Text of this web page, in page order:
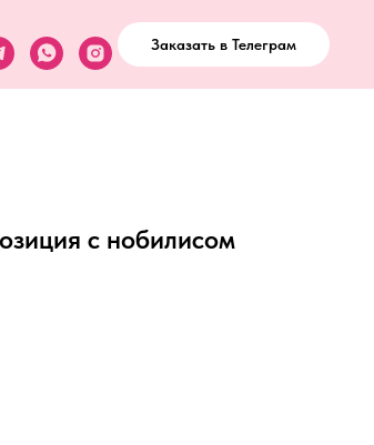
Заказать в Телеграм
с нобилисом